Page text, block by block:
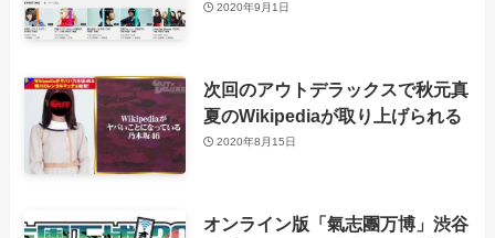
2020年9月1日
次回のアウトデラックスで秋元真
夏のWikipediaが取り上げられる
2020年8月15日
オンライン版「氣志團万博」渋谷